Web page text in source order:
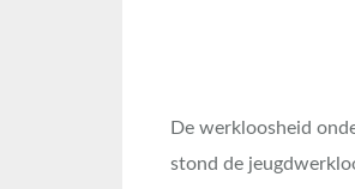
De werkloosheid
stond de